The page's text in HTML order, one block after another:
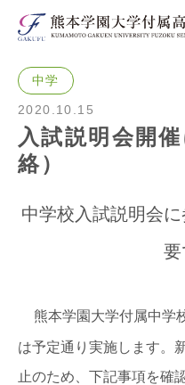
ホーム>学校ニュース
中学
2020.10.15
入試説明会開
絡）
中学校入試説明会
要
熊本学園大学付属中学
は予定通り実施します。
止のため、下記事項を確